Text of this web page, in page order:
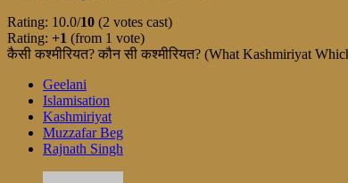
Rating: 10.0/10 (2 votes cast)
Rating: +1 (from 1 vote)
कैसी कश्मीरियत? कौन सी कश्मीरियत? (What Kashmiriyat
Geelani
Islamisation
Kashmiriyat
Muzzafar Beg
Rajnath Singh